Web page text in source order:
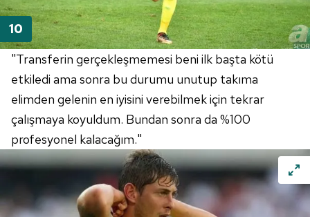
"Transferin gerçekleşmemesi beni ilk başta kötü
etkiledi ama sonra bu durumu unutup takıma
elimden gelenin en iyisini verebilmek için tekrar
çalışmaya koyuldum. Bundan sonra da %100
profesyonel kalacağım."